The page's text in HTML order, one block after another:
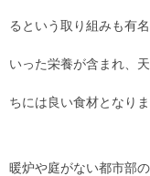
るという取り組みも有
いった栄養が含まれ、
ちには良い食材となりま
暖炉や庭がない都市部